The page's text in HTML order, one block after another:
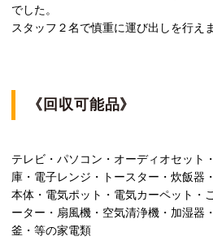
でした。
スタッフ２名で慎重に運び出しを行え
《回収可能品》
テレビ・パソコン・オーディオセット
庫・電子レンジ・トースター・炊飯器
本体・電気ポット・電気カーペット・
ーター・扇風機・空気清浄機・加湿器
釜・等の家電類